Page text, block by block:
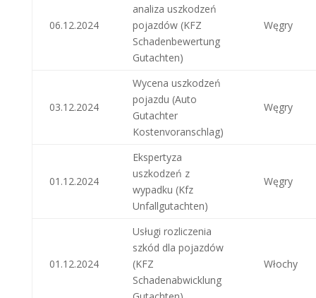
06.12.2024
analiza uszkodzeń
pojazdów (KFZ
Schadenbewertung
Gutachten)
Węgry
03.12.2024
Wycena uszkodzeń
pojazdu (Auto
Gutachter
Kostenvoranschlag)
Węgry
01.12.2024
Ekspertyza
uszkodzeń z
wypadku (Kfz
Unfallgutachten)
Węgry
01.12.2024
Usługi rozliczenia
szkód dla pojazdów
(KFZ
Schadenabwicklung
Włochy